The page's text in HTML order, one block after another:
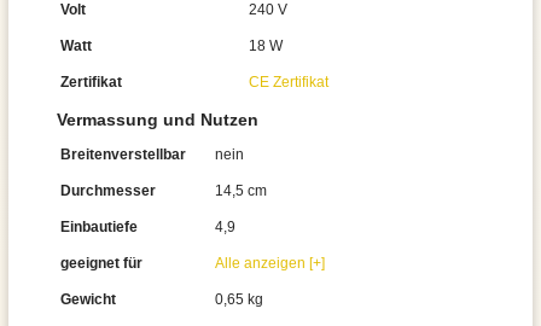
Volt 240 V
Watt 18 W
Zertifikat CE Zertifikat
Vermassung und Nutzen
Breitenverstellbar nein
Durchmesser 14,5 cm
Einbautiefe 4,9
geeignet für Alle anzeigen [+]
Gewicht 0,65 kg